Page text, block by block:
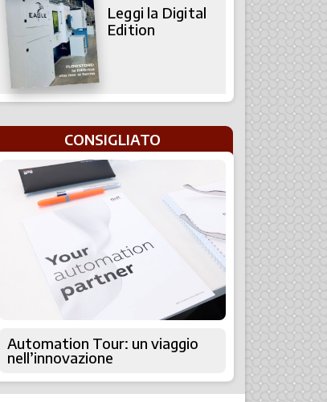
Leggi la Digital
Edition
CONSIGLIATO
Automation Tour: un viaggio
nell’innovazione